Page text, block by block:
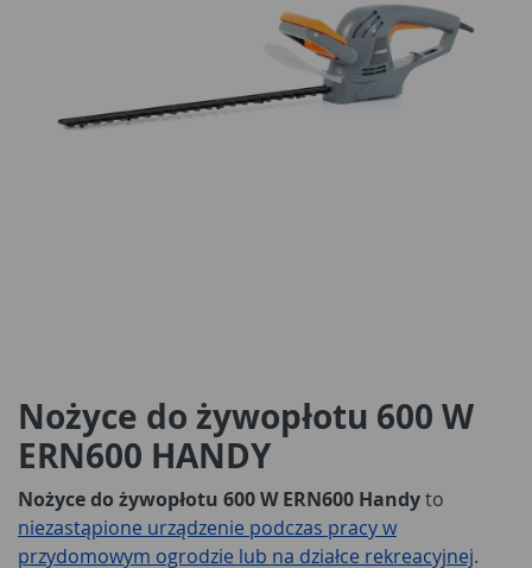
Nożyce do żywopłotu 600 W
ERN600 HANDY
Nożyce do żywopłotu 600 W ERN600 Handyto
niezastąpione urządzenie podczas pracy w
przydomowym ogrodzie lub na działce rekreacyjnej.